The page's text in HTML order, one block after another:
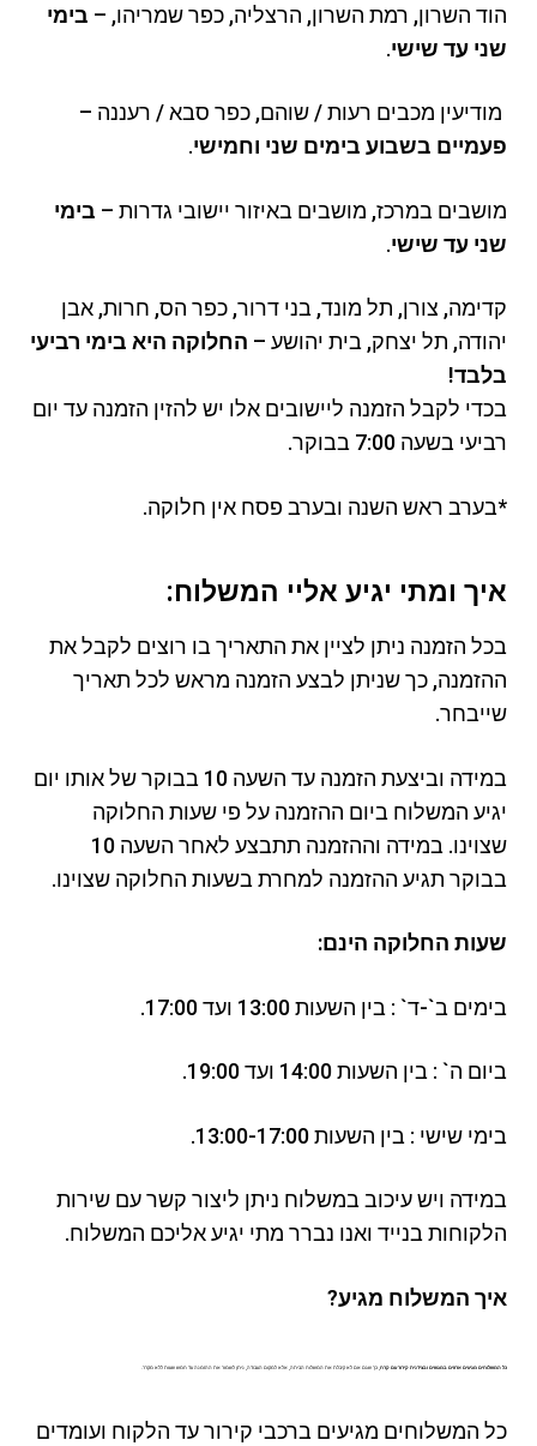
הוד השרון, רמת השרון, הרצליה, כפר שמריהו, – בימי
שני עד שישי.
מודיעין מכבים רעות / שוהם, כפר סבא / רעננה –
פעמיים בשבוע בימים שני וחמישי.
מושבים במרכז, מושבים באיזור יישובי גדרות – בימי
שני עד שישי.
קדימה, צורן, תל מונד, בני דרור, כפר הס, חרות, אבן
יהודה, תל יצחק, בית יהושע – החלוקה היא בימי רביעי
בלבד!
בכדי לקבל הזמנה ליישובים אלו יש להזין הזמנה עד יום
רביעי בשעה 7:00 בבוקר.
*בערב ראש השנה ובערב פסח אין חלוקה.
איך ומתי יגיע אליי המשלוח:
בכל הזמנה ניתן לציין את התאריך בו רוצים לקבל את
ההזמנה, כך שניתן לבצע הזמנה מראש לכל תאריך
שייבחר.
במידה וביצעת הזמנה עד השעה 10 בבוקר של אותו יום
יגיע המשלוח ביום ההזמנה על פי שעות החלוקה
שצוינו. במידה וההזמנה תתבצע לאחר השעה 10
בבוקר תגיע ההזמנה למחרת בשעות החלוקה שצוינו.
שעות החלוקה הינם:
בימים ב`-ד` : בין השעות 13:00 ועד 17:00.
ביום ה` : בין השעות 14:00 ועד 19:00.
בימי שישי : בין השעות 13:00-17:00.
במידה ויש עיכוב במשלוח ניתן ליצור קשר עם שירות
הלקוחות בנייד ואנו נברר מתי יגיע אליכם המשלוח.
איך המשלוח מגיע?
כל המשלוחים מגיעים ארוזים במגשים ובצידנית קירור עם קרח , כך שגם אם לא קיבלת את המשלוח הביתה, אלא למקום העבודה, ניתן לשמור את ההזמנה עד חמש שעות ללא מקרר.
כל המשלוחים מגיעים ברכבי קירור עד הלקוח ועומדים